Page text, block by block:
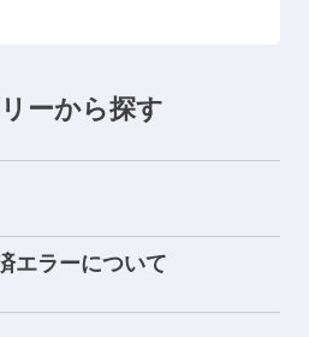
ーから探す
エラーについて